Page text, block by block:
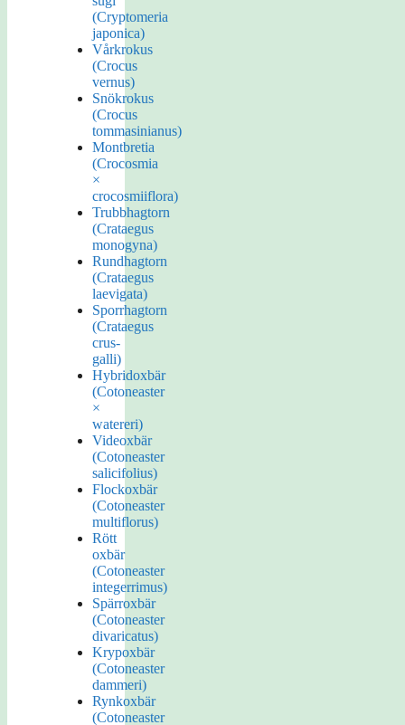
(Cryptomeria
japonica)
Vårkrokus
(Crocus
vernus)
Snökrokus
(Crocus
tommasinianus)
Montbretia
(Crocosmia
×
crocosmiiflora)
Trubbhagtorn
(Crataegus
monogyna)
Rundhagtorn
(Crataegus
laevigata)
Sporrhagtorn
(Crataegus
crus-
galli)
Hybridoxbär
(Cotoneaster
×
watereri)
Videoxbär
(Cotoneaster
salicifolius)
Flockoxbär
(Cotoneaster
multiflorus)
Rött
oxbär
(Cotoneaster
integerrimus)
Spärroxbär
(Cotoneaster
divaricatus)
Krypoxbär
(Cotoneaster
dammeri)
Rynkoxbär
(Cotoneaster